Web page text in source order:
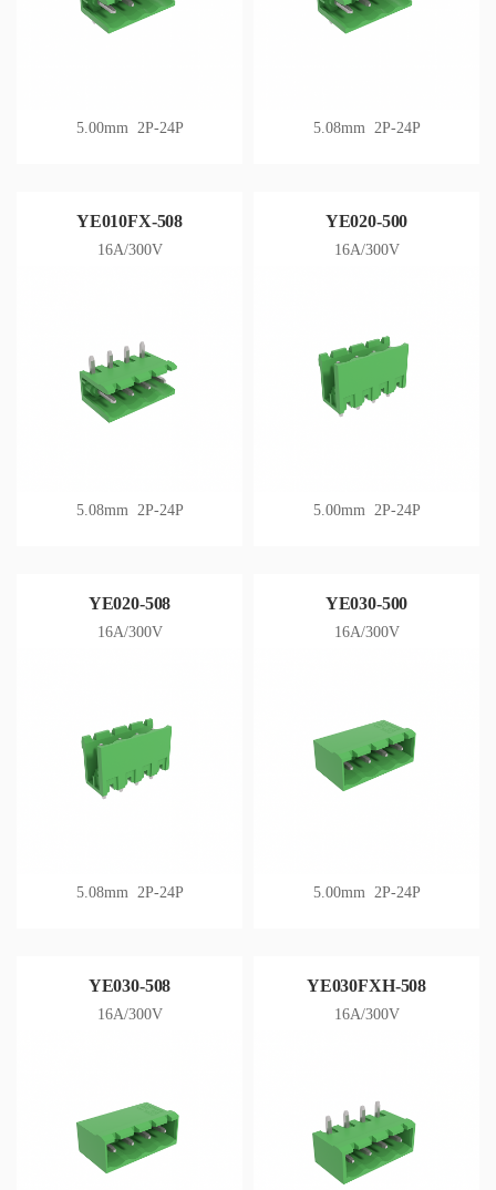
5.00mm 2P-24P 5.08mm 2P-24P
YE010FX-508
16A/300V
5.08mm 2P-24P
YE020-500
16A/300V
5.00mm 2P-24P
YE020-508
16A/300V
5.08mm 2P-24P
YE030-500
16A/300V
5.00mm 2P-24P
YE030-508
16A/300V
YE030FXH-508
16A/300V